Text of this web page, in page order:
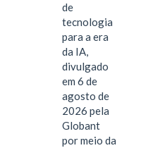
de
tecnologia
para a era
da IA,
divulgado
em 6 de
agosto de
2026 pela
Globant
por meio da